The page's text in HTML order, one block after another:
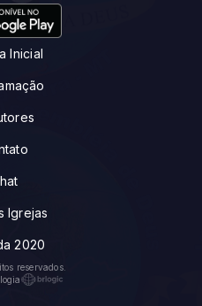
Inicial
Igrejas
2020
reservados.